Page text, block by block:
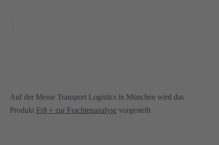
Auf der Messe Transport Logistics in München wird das
Produkt Fr8 + zur Frachtenanalyse vorgestellt